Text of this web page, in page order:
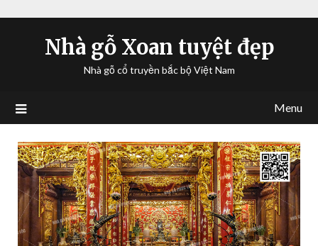
Nhà gỗ Xoan tuyệt đẹp
Nhà gỗ cổ truyền bắc bộ Việt Nam
Menu